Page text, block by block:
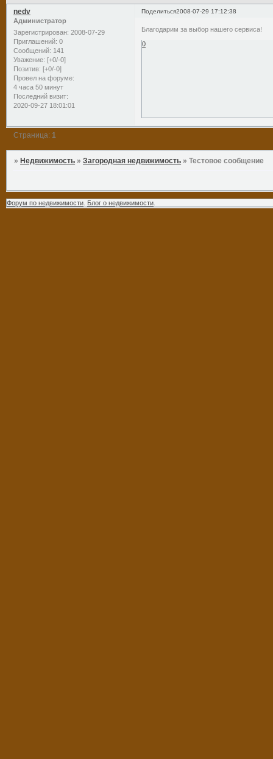
Поделиться2008-07-29 17:12:38
nedv
Администратор
Зарегистрирован: 2008-07-29
Приглашений: 0
Сообщений: 141
Уважение: [+0/-0]
Позитив: [+0/-0]
Провел на форуме:
4 часа 50 минут
Последний визит:
2020-09-27 18:01:01
Благодарим за выбор нашего сервиса!
0
Страница:1
» Недвижимость »Загородная недвижимость »Тестовое сообщение
Форум по недвижимости Блог о недвижимости